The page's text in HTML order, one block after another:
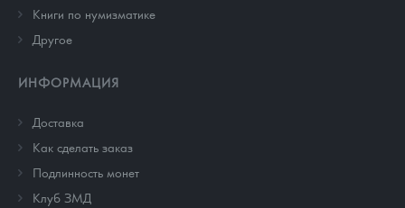
Книги по нумизматике
Другое
ИНФОРМАЦИЯ
Доставка
Как сделать заказ
Подлинность монет
Клуб ЗМД